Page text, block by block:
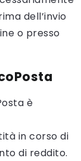
dell’invio
o presso
è
in corso di
di reddito.